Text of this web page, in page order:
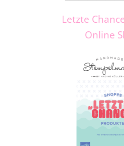
Letzte
Online